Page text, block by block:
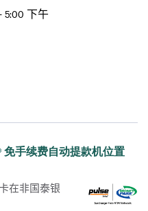
5:00 下午
免手续费自动提款机位置
在非国泰银